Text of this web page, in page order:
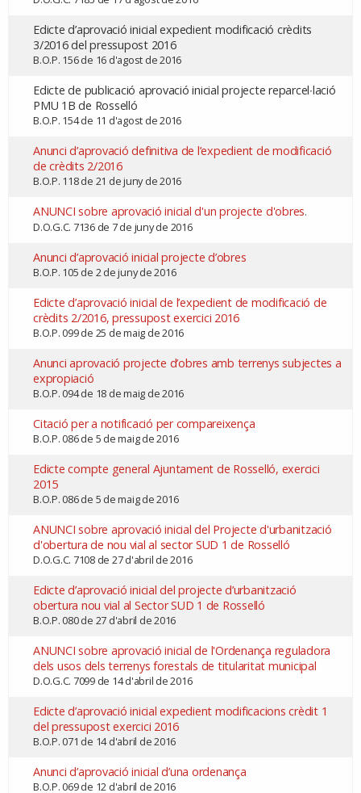
Edicte d’aprovació inicial expedient modificació crèdits
3/2016 del pressupost 2016
B.O.P. 156 de 16 d'agost de 2016
Edicte de publicació aprovació inicial projecte reparcel∙lació
PMU 1B de Rosselló
B.O.P. 154 de 11 d'agost de 2016
Anunci d’aprovació definitiva de l’expedient de modificació
de crèdits 2/2016
B.O.P. 118 de 21 de juny de 2016
ANUNCI sobre aprovació inicial d'un projecte d'obres.
D.O.G.C. 7136 de 7 de juny de 2016
Anunci d’aprovació inicial projecte d’obres
B.O.P. 105 de 2 de juny de 2016
Edicte d’aprovació inicial de l’expedient de modificació de
crèdits 2/2016, pressupost exercici 2016
B.O.P. 099 de 25 de maig de 2016
Anunci aprovació projecte d’obres amb terrenys subjectes a
expropiació
B.O.P. 094 de 18 de maig de 2016
Citació per a notificació per compareixença
B.O.P. 086 de 5 de maig de 2016
Edicte compte general Ajuntament de Rosselló, exercici
2015
B.O.P. 086 de 5 de maig de 2016
ANUNCI sobre aprovació inicial del Projecte d'urbanització
d'obertura de nou vial al sector SUD 1 de Rosselló
D.O.G.C. 7108 de 27 d'abril de 2016
Edicte d’aprovació inicial del projecte d’urbanització
obertura nou vial al Sector SUD 1 de Rosselló
B.O.P. 080 de 27 d'abril de 2016
ANUNCI sobre aprovació inicial de l'Ordenança reguladora
dels usos dels terrenys forestals de titularitat municipal
D.O.G.C. 7099 de 14 d'abril de 2016
Edicte d’aprovació inicial expedient modificacions crèdit 1
del pressupost exercici 2016
B.O.P. 071 de 14 d'abril de 2016
Anunci d’aprovació inicial d’una ordenança
B.O.P. 069 de 12 d'abril de 2016